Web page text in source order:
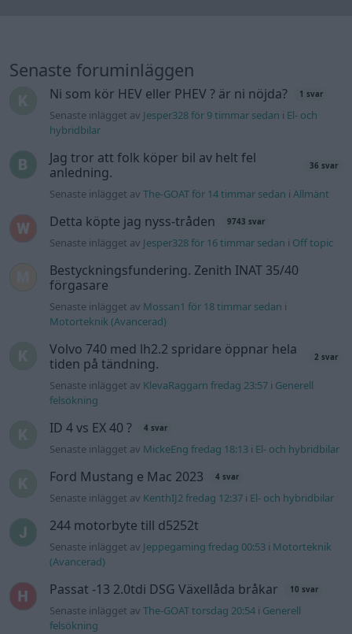
Senaste foruminläggen
Ni som kör HEV eller PHEV ? är ni nöjda? 1 svar
Senaste inlägget av Jesper328 för 9 timmar sedan i El- och
hybridbilar
Jag tror att folk köper bil av helt fel
anledning.
36 svar
Senaste inlägget avThe-GOAT för 14 timmar sedan iAllmänt
Detta köpte jag nyss-tråden 9743 svar
Senaste inlägget av Jesper328 för 16 timmar sedan i Off topic
Bestyckningsfundering. Zenith INAT 35/40
förgasare
Senaste inlägget av Mossan1 för 18 timmar sedan i
Motorteknik (Avancerad)
Volvo 740 med lh2.2 spridare öppnar hela
tiden på tändning.
2 svar
Senaste inlägget av KlevaRaggarn fredag 23:57 i Generell
felsökning
ID 4 vs EX 40 ? 4 svar
Senaste inlägget av MickeEng fredag 18:13 i El- och hybridbilar
Ford Mustang e Mac 2023 4 svar
Senaste inlägget av KenthIJ2 fredag 12:37 i El- och hybridbilar
244 motorbyte till d5252t
Senaste inlägget av Jeppegaming fredag 00:53 i Motorteknik
(Avancerad)
Passat -13 2.0tdi DSG Växellåda bråkar 10 svar
Senaste inlägget avThe-GOAT torsdag 20:54 i Generell
felsökning